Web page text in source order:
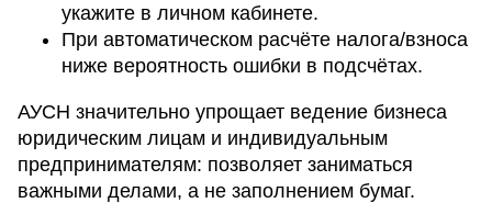
укажите в личном кабинете.
При автоматическом расчёте налога/взноса
ниже вероятность ошибки в подсчётах.
АУСН значительно упрощает ведение бизнеса
юридическим лицам и индивидуальным
предпринимателям: позволяет заниматься
важными делами, а не заполнением бумаг.